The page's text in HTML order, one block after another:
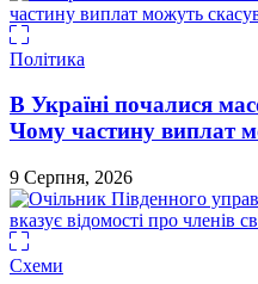
Політика
В Україні почалися
Чому частину виплат
9 Серпня, 2026
Схеми